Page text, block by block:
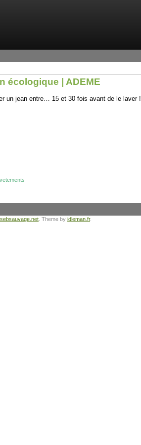
écologique | ADEME
un jean entre… 15 et 30 fois avant de le laver !
sebsauvage.net . Theme by idleman.fr.